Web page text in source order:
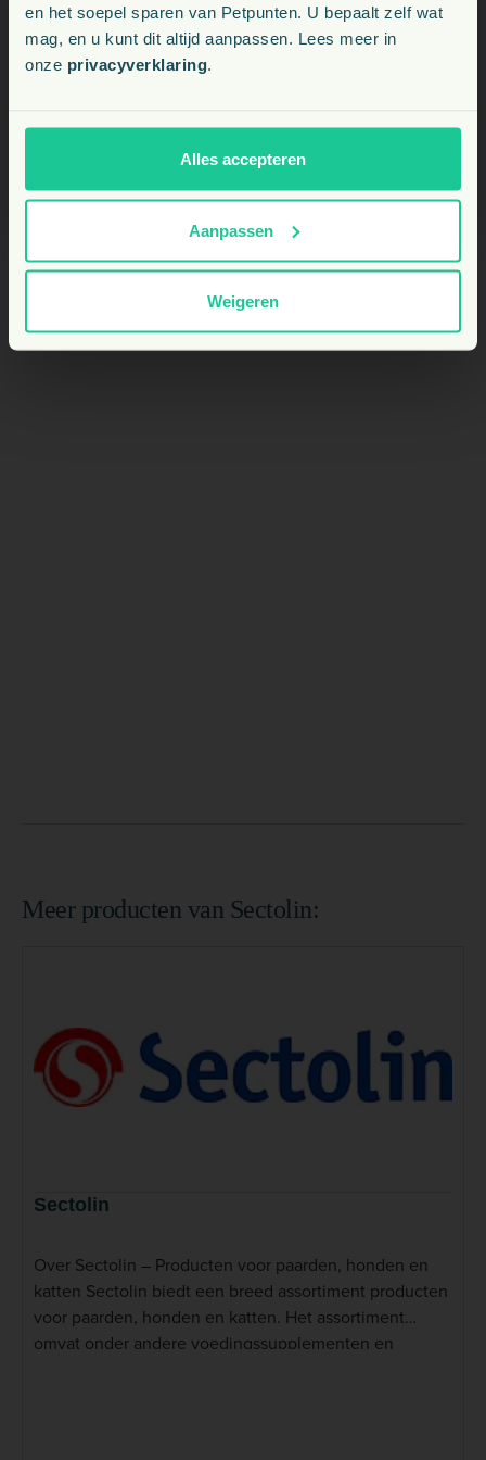
en het soepel sparen van Petpunten. U bepaalt zelf wat
mag, en u kunt dit altijd aanpassen. Lees meer in
onze privacyverklaring.
Alles accepteren
Aanpassen
Weigeren
Kan het product veilig langdurig worden
Is dit supplement dopingvrij?
Meer producten van Sectolin:
Sectolin
Over Sectolin – Producten voor paarden, honden en
katten Sectolin biedt een breed assortiment producten
voor paarden, honden en katten. Het assortiment
omvat onder andere voedingssupplementen en
Kies uw land: